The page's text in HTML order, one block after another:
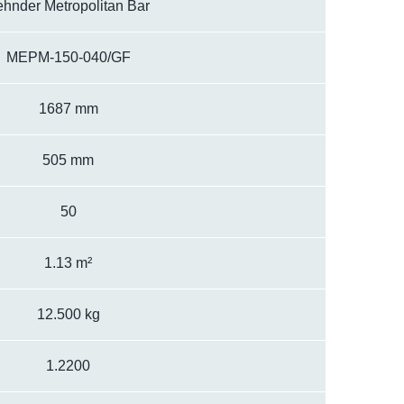
Metropolitan Bar
MEPM-150-040/GF
1687 mm
505 mm
50
1.13 m²
12.500 kg
1.2200